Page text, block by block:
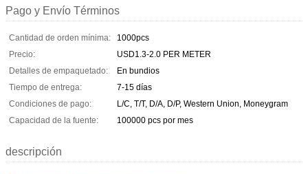
Pago y Envío Términos
Cantidad de orden mínima:
1000pcs
Precio:
USD1.3-2.0 PER METER
Detalles de empaquetado:
En bundios
Tiempo de entrega:
7-15 días
Condiciones de pago:
L/C, T/T, D/A, D/P, Western Union, Moneygram
Capacidad de la fuente:
100000 pcs por mes
descripción